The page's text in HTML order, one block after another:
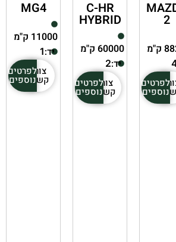
2
ק"מ
לפרטים
נוספים
C-HR
HYBRID
60000 ק"מ
יד:2
צור
קשר
לפרטים
נוספים
MG4
11000 ק"מ
יד:1
צור
קשר
לפרטים
נוספים